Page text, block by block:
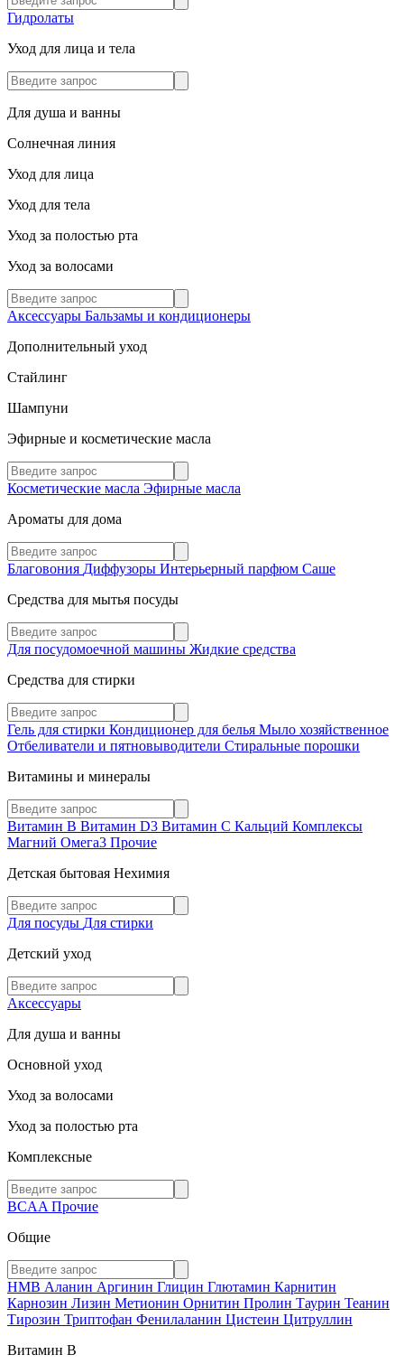
Гидролаты
Уход для лица и тела
Для душа и ванны
Солнечная линия
Уход для лица
Уход для тела
Уход за полостью рта
Уход за волосами
Аксессуары Бальзамы и кондиционеры
Дополнительный уход
Стайлинг
Шампуни
Эфирные и косметические масла
Косметические масла Эфирные масла
Ароматы для дома
Благовония Диффузоры Интерьерный парфюм Саше
Средства для мытья посуды
Для посудомоечной машины Жидкие средства
Средства для стирки
Гель для стирки Кондиционер для белья Мыло хозяйственное
Отбеливатели и пятновыводители Стиральные порошки
Витамины и минералы
Витамин В Витамин D3 Витамин С Кальций Комплексы
Магний Омега3 Прочие
Детская бытовая Нехимия
Для посуды Для стирки
Детский уход
Аксессуары
Для душа и ванны
Основной уход
Уход за волосами
Уход за полостью рта
Комплексные
BCAA Прочие
Общие
HMB Аланин Аргинин Глицин Глютамин Карнитин
Карнозин Лизин Метионин Орнитин Пролин Таурин Теанин
Тирозин Триптофан Фенилаланин Цистеин Цитруллин
Витамин В